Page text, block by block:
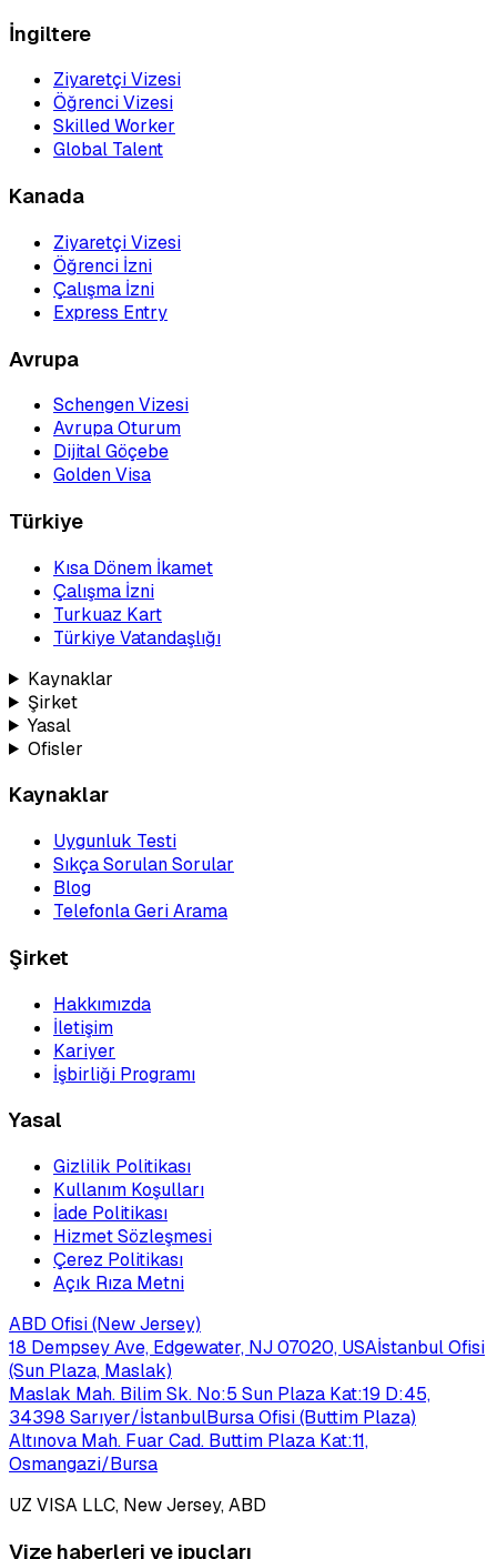
İngiltere
Ziyaretçi Vizesi
Öğrenci Vizesi
Skilled Worker
Global Talent
Kanada
Ziyaretçi Vizesi
Öğrenci İzni
Çalışma İzni
Express Entry
Avrupa
Schengen Vizesi
Avrupa Oturum
Dijital Göçebe
Golden Visa
Türkiye
Kısa Dönem İkamet
Çalışma İzni
Turkuaz Kart
Türkiye Vatandaşlığı
Kaynaklar
Şirket
Yasal
Ofisler
Kaynaklar
Uygunluk Testi
Sıkça Sorulan Sorular
Blog
Telefonla Geri Arama
Şirket
Hakkımızda
İletişim
Kariyer
İşbirliği Programı
Yasal
Gizlilik Politikası
Kullanım Koşulları
İade Politikası
Hizmet Sözleşmesi
Çerez Politikası
Açık Rıza Metni
ABD Ofisi (New Jersey)
18 Dempsey Ave, Edgewater, NJ 07020, USAİstanbul Ofisi
(Sun Plaza, Maslak)
Maslak Mah. Bilim Sk. No:5 Sun Plaza Kat:19 D:45,
34398 Sarıyer/İstanbulBursa Ofisi (Buttim Plaza)
Altınova Mah. Fuar Cad. Buttim Plaza Kat:11,
Osmangazi/Bursa
UZ VISA LLC, New Jersey, ABD
Vize haberleri ve ipuçları